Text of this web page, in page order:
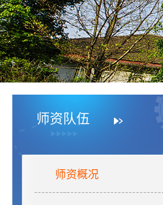
师资队伍
师资概况